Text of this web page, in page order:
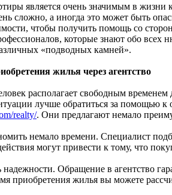
является очень значимым в жизни
сложно, а иногда это может быть
чтобы получить помощь со
которые знают обо всех
«подводных камней».
жилья через агентство
располагает свободным
лучше обратиться за помощью
realty/. Они предлагают немало
немало времени. Специалист
могут привести к тому, что
Обращение в агентство
приобретения жилья вы можете